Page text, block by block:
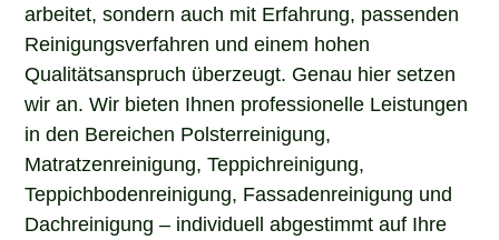
arbeitet, sondern auch mit Erfahrung, passenden
Reinigungsverfahren und einem hohen
Qualitätsanspruch überzeugt. Genau hier setzen
wir an. Wir bieten Ihnen professionelle Leistungen
in den Bereichen Polsterreinigung,
Matratzenreinigung, Teppichreinigung,
Teppichbodenreinigung, Fassadenreinigung und
Dachreinigung – individuell abgestimmt auf Ihre